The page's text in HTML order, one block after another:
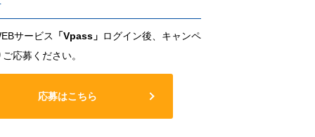
サービス 「Vpass」 ログイン後、キャンペ
応募ください。
応募はこちら